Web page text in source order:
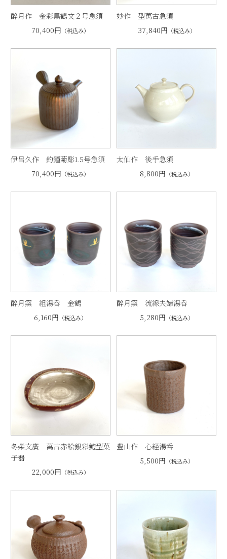
醉月作 金彩黒鶴文２号急須
70,400円 （税込み）
妙作 型萬古急須
37,840円 （税込み）
伊呂久作 釣鐘菊彫1.5号急須
70,400円 （税込み）
太仙作 後手急須
8,800円 （税込み）
醉月窯 組湯呑 金鶴
6,160円 （税込み）
醉月窯 流線夫婦湯呑
5,280円 （税込み）
冬柴文廣 萬古赤絵銀彩鮑型菓
子器
22,000円 （税込み）
豊山作 心経湯呑
5,500円 （税込み）